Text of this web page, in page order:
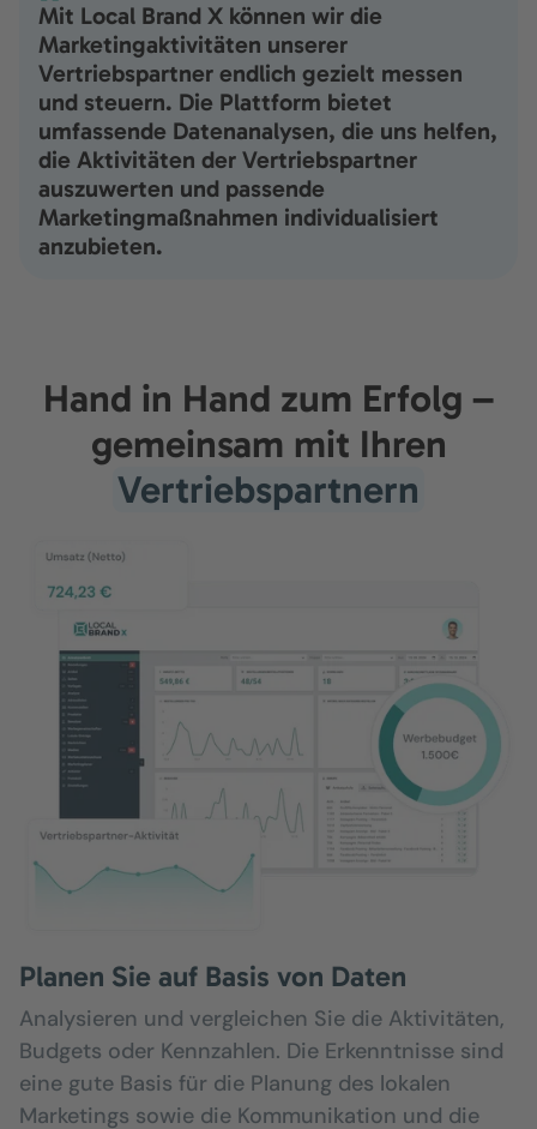
Mit Local Brand X können wir die
Marketingaktivitäten unserer
Vertriebspartner endlich gezielt messen
und steuern. Die Plattform bietet
umfassende Datenanalysen, die uns helfen,
die Aktivitäten der Vertriebspartner
auszuwerten und passende
Marketingmaßnahmen individualisiert
anzubieten.
Hand in Hand zum Erfolg –
gemeinsam mit Ihren
Vertriebspartnern
Planen Sie auf Basis von Daten
Analysieren und vergleichen Sie die Aktivitäten,
Budgets oder Kennzahlen. Die Erkenntnisse sind
eine gute Basis für die Planung des lokalen
Marketings sowie die Kommunikation und die